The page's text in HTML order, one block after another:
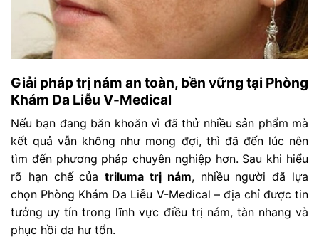
Giải pháp trị nám an toàn, bền vững tại Phòng
Khám Da Liễu V-Medical
Nếu bạn đang băn khoăn vì đã thử nhiều sản phẩm mà
kết quả vẫn không như mong đợi, thì đã đến lúc nên
tìm đến phương pháp chuyên nghiệp hơn. Sau khi hiểu
rõ hạn chế củatriluma trị nám, nhiều người đã lựa
chọn Phòng Khám Da Liễu V-Medical – địa chỉ được tin
tưởng uy tín trong lĩnh vực điều trị nám, tàn nhang và
phục hồi da hư tổn.